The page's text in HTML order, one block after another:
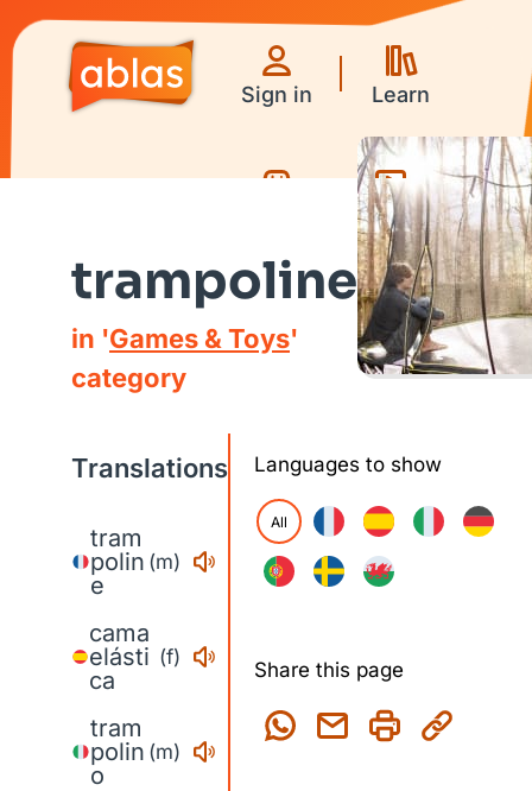
Sign in Learn
Videos
trampoline
in 'Games & Toys'
category
Translations
tram
polin
e
(m)
cama
elásti
ca
(f)
tram
polin
o
(m)
Languages to show
All
Share this page